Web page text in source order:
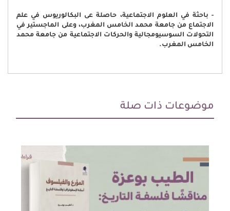
- باحثة في العلوم الاجتماعية، حاصلة عى البكالوريوس في علم
الاجتماع من جامعة محمد الخامس المغرب، وعلى الماجستير في
التحولات السوسيومجالية والحركات الاجتماعية من جامعة محمد
الخامس المغرب.
موضوعات ذات صلة